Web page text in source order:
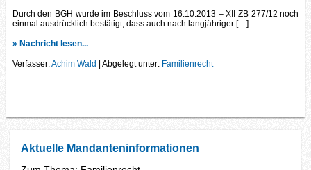
Durch den BGH wurde im Beschluss vom 16.10.2013 – XII ZB 277/12 noch
einmal ausdrücklich bestätigt, dass auch nach langjähriger […]
» Nachricht lesen...
Verfasser:Achim Wald | Abgelegt unter: Familienrecht
Aktuelle Mandanteninformationen